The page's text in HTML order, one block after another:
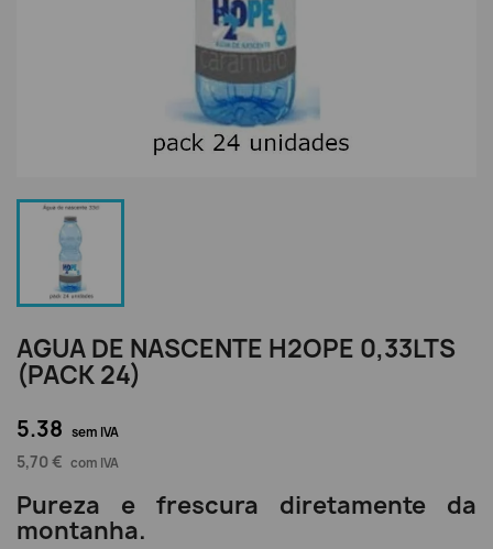
AGUA DE NASCENTE H2OPE 0,33LTS
(PACK 24)
5.38 sem IVA
5,70 € com IVA
Pureza e frescura diretamente da
montanha.